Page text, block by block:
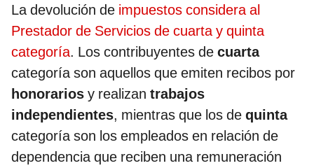
La devolución de impuestos considera al
Prestador de Servicios de cuarta y quinta
categoría. Los contribuyentes de cuarta
categoría son aquellos que emiten recibos por
honorarios y realizan trabajos
independientes, mientras que los de quinta
categoría son los empleados en relación de
dependencia que reciben una remuneración